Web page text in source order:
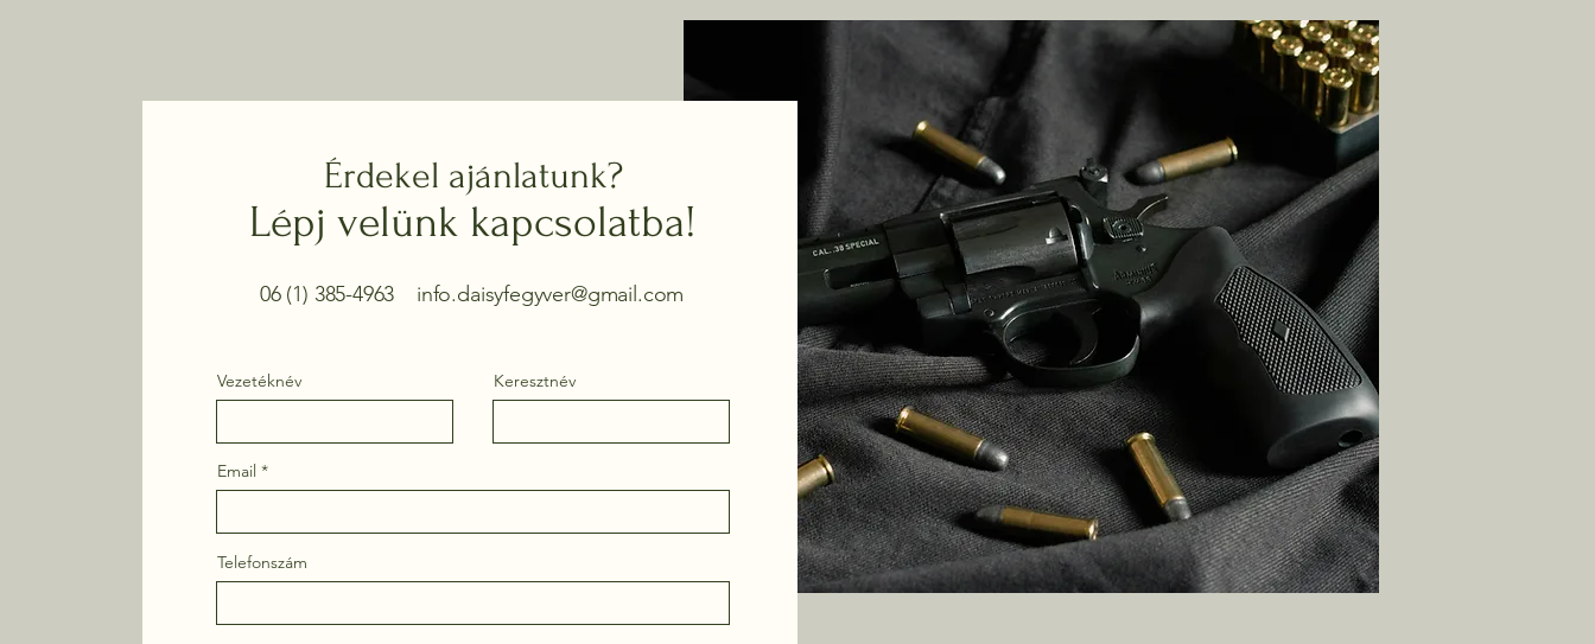
Érdekel ajánlatunk?
Lépj velünk kapcsolatba!
06 (1) 385-4963 info.daisyfegyver@gmail.com
Vezetéknév Keresztnév
Email
Telefonszám